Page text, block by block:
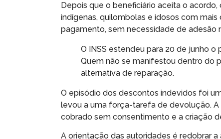
Depois que o beneficiário aceita o
indígenas, quilombolas e idosos com
pagamento, sem necessidade de adesão
O INSS estendeu para 20 de junho
Quem não se manifestou dentro do
alternativa de reparação.
O episódio dos descontos indevidos foi
levou a uma força-tarefa de devolução.
cobrado sem consentimento e a criação
A orientação das autoridades é redobrar